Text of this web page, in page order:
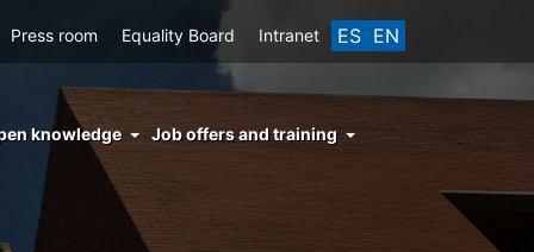
ES EN
Press room Equality Board Intranet
knowledge Job offers and training